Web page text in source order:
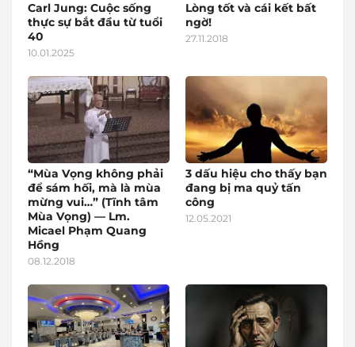
Carl Jung: Cuộc sống
thực sự bắt đầu từ tuổi
40
10.01.2025
Lòng tốt và cái kết bất
ngờ!
27.11.2018
“Mùa Vọng không phải
để sám hối, mà là mùa
mừng vui…” (Tĩnh tâm
Mùa Vọng) — Lm.
Micael Phạm Quang
Hồng
08.12.2018
3 dấu hiệu cho thấy bạn
đang bị ma quỷ tấn
công
12.05.2021